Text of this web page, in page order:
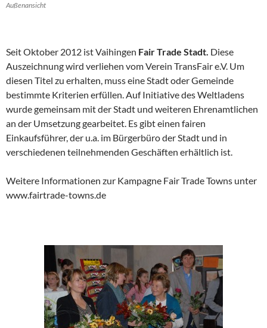
Außenansicht
Seit Oktober 2012 ist Vaihingen Fair Trade Stadt. Diese
Auszeichnung wird verliehen vom Verein TransFair e.V. Um
diesen Titel zu erhalten, muss eine Stadt oder Gemeinde
bestimmte Kriterien erfüllen. Auf Initiative des Weltladens
wurde gemeinsam mit der Stadt und weiteren Ehrenamtlichen
an der Umsetzung gearbeitet. Es gibt einen fairen
Einkaufsführer, der u.a. im Bürgerbüro der Stadt und in
verschiedenen teilnehmenden Geschäften erhältlich ist.
Weitere Informationen zur Kampagne Fair Trade Towns unter
www.fairtrade-towns.de